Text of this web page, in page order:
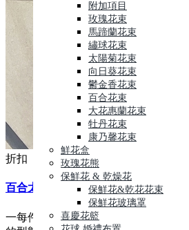
附加項目
玫瑰花束
馬蹄蘭花束
繡球花束
太陽菊花束
向日葵花束
鬱金香花束
百合花束
大花惠蘭花束
牡丹花束
康乃馨花束
鮮花盒
玫瑰花熊
保鮮花 & 乾燥花
保鮮花&乾花花束
保鮮花玻璃罩
喜慶花籃
折扣
百合太陽菊特式襯花
一每件花藝品由人手製作,鮮花材屬自